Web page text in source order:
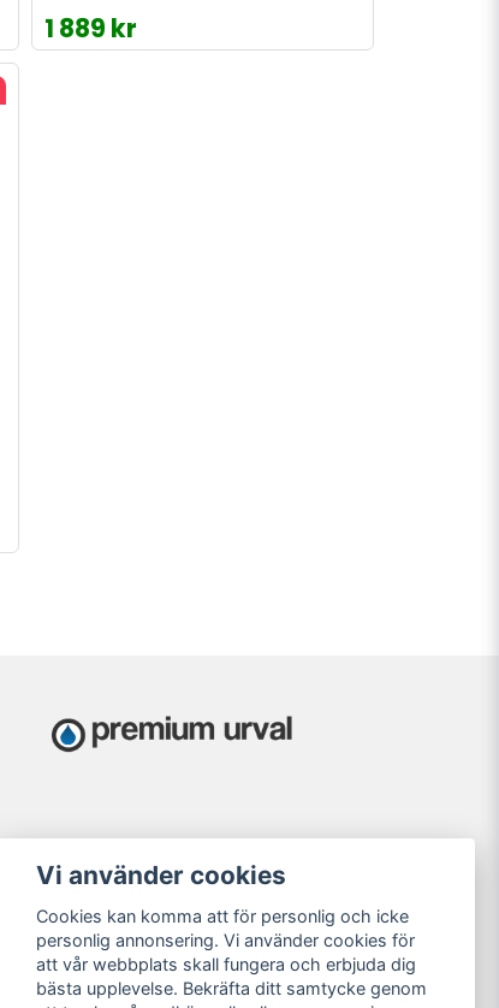
1 889 kr
Vi använder cookies
Cookies kan komma att för personlig och icke
personlig annonsering. Vi använder cookies för
att vår webbplats skall fungera och erbjuda dig
bästa upplevelse. Bekräfta ditt samtycke genom